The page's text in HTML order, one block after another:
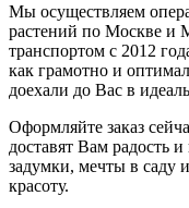
Мы осуществляем
растений по Москве и
транспортом с 2012
как грамотно и
доехали до Вас в
Оформляйте заказ
доставят Вам радость
задумки, мечты в саду
красоту.